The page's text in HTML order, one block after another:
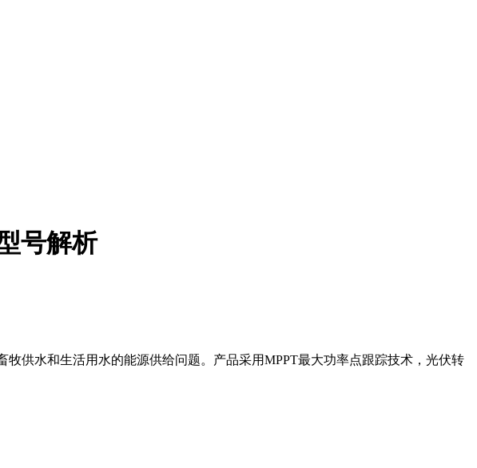
号解析
供水和生活用水的能源供给问题。产品采用MPPT最大功率点跟踪技术，光伏转